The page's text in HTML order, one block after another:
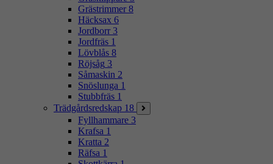
Grästrimmer 8
Häcksax 6
Jordborr 3
Jordfräs 1
Lövblås 8
Röjsåg 3
Såmaskin 2
Snöslunga 1
Stubbfräs 1
Trädgårdsredskap 18
Fyllhammare 3
Krafsa 1
Kratta 2
Räfsa 1